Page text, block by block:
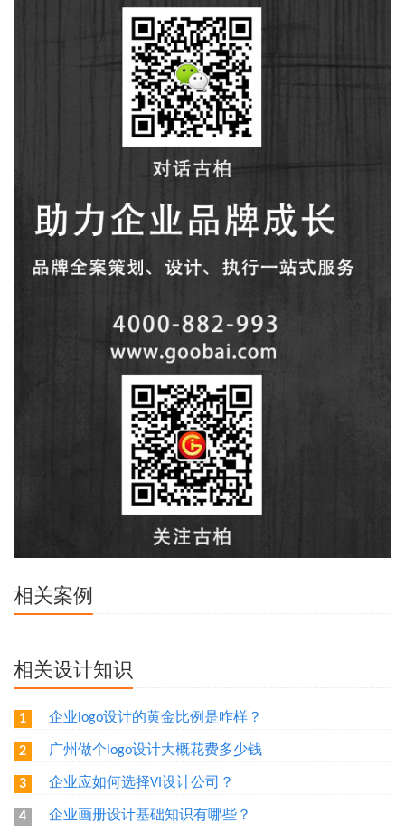
相关案例
相关设计知识
1 企业logo设计的黄金比例是咋样？
2 广州做个logo设计大概花费多少钱
3 企业应如何选择VI设计公司？
4 企业画册设计基础知识有哪些？